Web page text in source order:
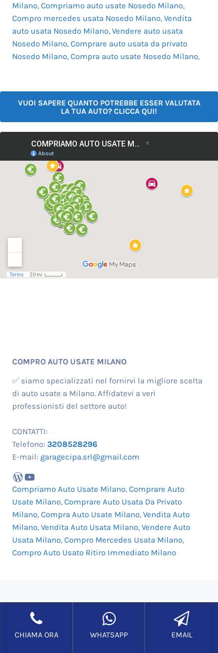
Milano, Compriamo auto usate Nosedo Milano,
Compro mercedes usata Nosedo Milano, Vendita
auto usata Nosedo Milano, Vendere auto usata
Nosedo Milano, Comprare auto usata da privato
Nosedo Milano, Compra auto usate Nosedo Milano,
VUOI SAPERE QUANTO POTREBBE ESSER VALUTATA
LA TUA AUTO? CLICCA QUI!
COMPRO AUTO USATE MILANO
✅ siamo specializzati nel fornirvi la migliore scelta
di auto usate a Milano. Affidatevi a veri
professionisti del settore auto!
CONTATTI:
Telefono: 3208528296
E-mail: garagecipa.srl@gmail.com
WordPress
YouTube
Compriamo Auto Usate Milano, Comprare Auto
Usate Milano, Comprare Auto Usata Da Privato
Milano, Compra Auto Usate Milano, Vendita Auto
Milano, Vendita Auto Usata Milano, Vendere Auto
Usata Milano, Compro Mercedes Usata Milano,
Compro Auto Usato Ritiro Immediato Milano
Informativa Privacy
Richiesta Cancellazione Dati|Mappa
del sito|
Realizzazione Siti Internet–Posizionamento siti web
CHIAMA ORA WHATSAPP EMAIL